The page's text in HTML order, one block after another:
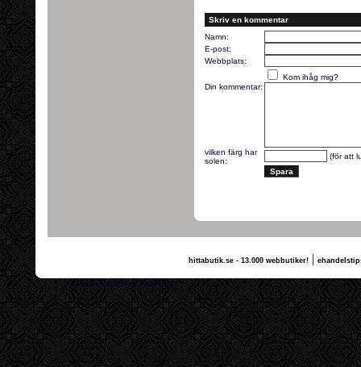
Skriv en kommentar
Namn:
E-post:
Webbplats:
Kom ihåg mig?
Din kommentar:
vilken färg har
solen:
(för att
hittabutik.se - 13.000 webbutiker!|
(c) 2011, nogg.se & Tilda vettu